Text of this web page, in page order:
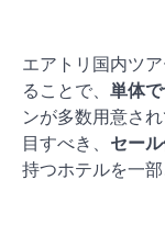
エアトリ国内ツ
ることで、 単体
ンが多数用意さ
目すべき、 セー
持つホテルを一部